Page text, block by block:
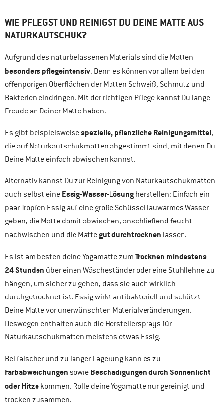
WIE PFLEGST UND REINIGST DU DEINE MATTE AUS
NATURKAUTSCHUK?
Aufgrund des naturbelassenen Materials sind die Matten
besonders pflegeintensiv. Denn es können vor allem bei den
offenporigen Oberflächen der Matten Schweiß, Schmutz und
Bakterien eindringen. Mit der richtigen Pflege kannst Du lange
Freude an Deiner Matte haben.
Es gibt beispielsweisespezielle, pflanzliche Reinigungsmittel,
die auf Naturkautschukmatten abgestimmt sind, mit denen Du
Deine Matte einfach abwischen kannst.
Alternativ kannst Du zur Reinigung von Naturkautschukmatten
auch selbst eine Essig-Wasser-Lösung herstellen: Einfach ein
paar Tropfen Essig auf eine große Schüssel lauwarmes Wasser
geben, die Matte damit abwischen, anschließend feucht
nachwischen und die Mattegut durchtrocknen lassen.
Es ist am besten deine Yogamatte zum Trocknen mindestens
24 Stunden über einen Wäscheständer oder eine Stuhllehne zu
hängen, um sicher zu gehen, dass sie auch wirklich
durchgetrocknet ist. Essig wirkt antibakteriell und schützt
Deine Matte vor unerwünschten Materialveränderungen.
Deswegen enthalten auch die Herstellersprays für
Naturkautschukmatten meistens etwas Essig.
Bei falscher und zu langer Lagerung kann es zu
Farbabweichungen sowie Beschädigungen durch Sonnenlicht
oder Hitze kommen. Rolle deine Yogamatte nur gereinigt und
trocken zusammen.